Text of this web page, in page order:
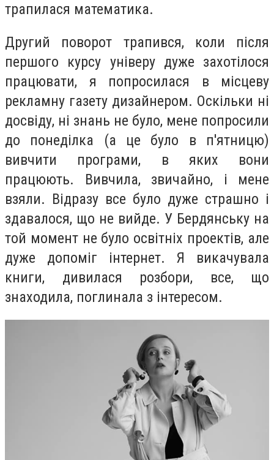
трапилася математика.
Другий поворот трапився, коли після
першого курсу універу дуже захотілося
працювати, я попросилася в місцеву
рекламну газету дизайнером. Оскільки ні
досвіду, ні знань не було, мене попросили
до понеділка (а це було в п'ятницю)
вивчити програми, в яких вони
працюють. Вивчила, звичайно, і мене
взяли. Відразу все було дуже страшно і
здавалося, що не вийде. У Бердянську на
той момент не було освітніх проектів, але
дуже допоміг інтернет. Я викачувала
книги, дивилася розбори, все, що
знаходила, поглинала з інтересом.